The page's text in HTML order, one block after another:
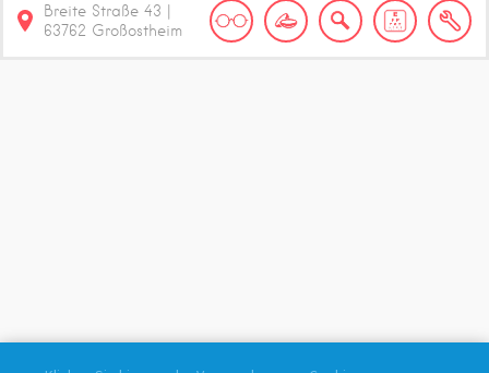
Breite Straße 43
63762 Großostheim